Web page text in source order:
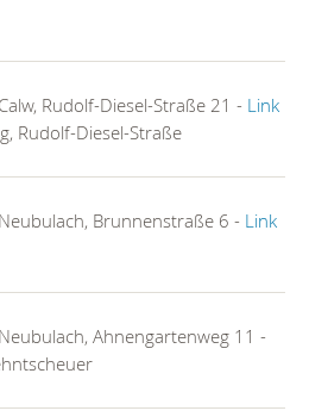
Rudolf-Diesel-Straße 21 - Link
Rudolf-Diesel-Straße
Brunnenstraße 6 - Link
Ahnengartenweg 11 -